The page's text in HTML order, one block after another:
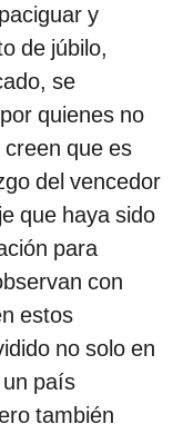
y
de júbilo,
se
quienes no
que es
del vencedor
que haya sido
para
con
estos
no solo en
país
también